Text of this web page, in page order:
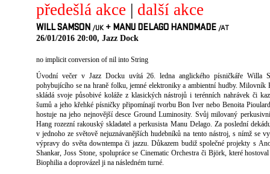
předešlá akce | další akce
WILL SAMSON /UK + MANU DELAGO HANDMADE /AT
26/01/2016 20:00, Jazz Dock
no implicit conversion of nil into String
Úvodní večer v Jazz Docku uvítá 26. ledna anglického písničkáře Willa
pohybujícího se na hraně folku, jemné elektroniky a ambientní hudby. Milovník
skládá svoje působivé koláže z klasických nástrojů i terénních nahrávek či
šumů a jeho křehké písničky připomínají tvorbu Bon Iver nebo Benoita
hostuje na jeho nejnovější desce Ground Luminosity. Svůj milovaný
Hang rozezní rakouský skladatel a perkusista Manu Delago. Za poslední
v jednoho ze světově nejuznávanějších hudebníků na tento nástroj, s nímž se
výpravy do světa downtempa či jazzu. Důkazem budiž společné projekty s
Shankar, Joss Stone, spolupráce se Cinematic Orchestra či Björk, které
Biophilia a doprovázel ji na následném turné.